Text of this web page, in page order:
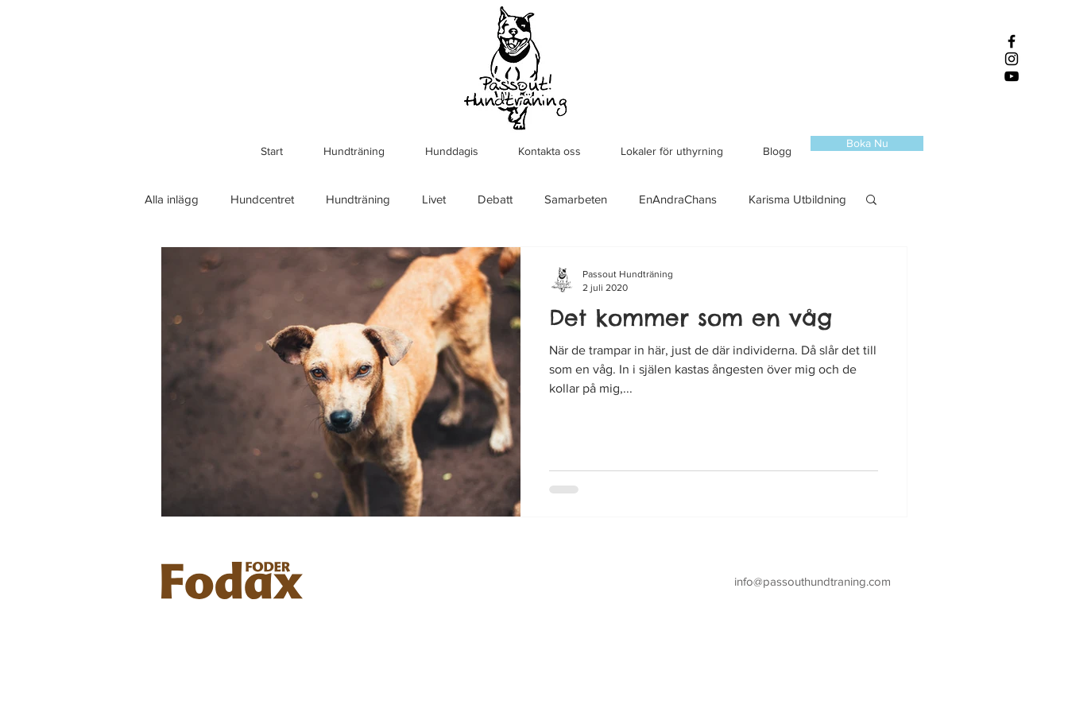
Start Hundträning Hunddagis Kontakta oss Lokaler för uthyrning Blogg
Alla inlägg Hundcentret Hundträning Livet Debatt Samarbeten EnAndraChans Karisma Utbildning
Det kommer som en våg
När de trampar in här, just de där individerna. Då slår det till
som en våg. In i själen kastas ångesten över mig och de
kollar på mig,...
Passout Hundträning
2 juli 2020
Boka Nu
info@passouthundtraning.com